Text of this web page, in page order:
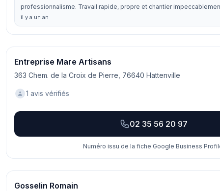
professionnalisme. Travail rapide, propre et chantier
il y a un an
Entreprise Mare Artisans
363 Chem. de la Croix de Pierre, 76640 Hattenville
1 avis vérifiés
02 35 56 20 97
Numéro issu de la fiche Google Business
Gosselin Romain